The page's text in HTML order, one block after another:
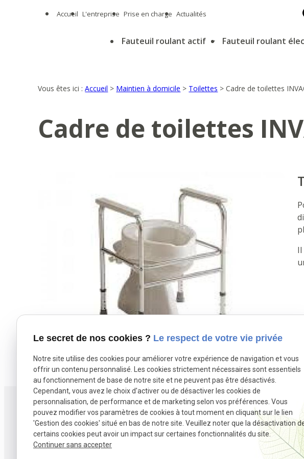
Accueil L'entreprise Prise en charge Actualités
Fauteuil roulant actif Fauteuil roulant
Vous êtes ici :Accueil > Maintien à domicile > Toilettes >Cadre de toilettes
Cadre de toilettes
Contact
03 20 32 97 37
flandremedical@gmail.com
Le secret de nos cookies ? Le respect de votre vie privée
Notre site utilise des cookies pour améliorer votre expérience de navigation et vous
offrir un contenu personnalisé. Les cookies strictement nécessaires sont essentiels
au fonctionnement de base de notre site et ne peuvent pas être désactivés.
Cependant, vous avez le choix d'activer ou de désactiver les cookies de
personnalisation, de performance et de marketing selon vos préférences. Vous
pouvez modifier vos paramètres de cookies à tout moment en cliquant sur le lien
'Gestion des cookies' situé en bas de notre site. Veuillez noter que la désactivation
certains cookies peut avoir un impact sur certaines fonctionnalités du site.
Continuer sans accepter